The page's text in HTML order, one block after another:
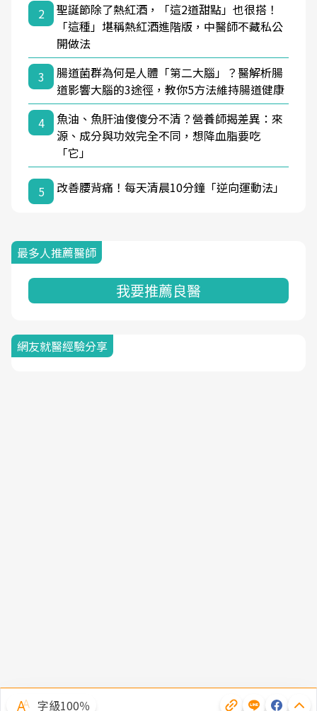
2
聖誕節除了熱紅酒，「這2道甜點」也很搭！
「這種」堪稱熱紅酒進階版，中醫師不藏私公
開做法
3
腸道菌群為何是人體「第二大腦」？醫解析腸
道影響大腦的3途徑，教你5方法維持腸道健康
4
魚油、魚肝油傻傻分不清？營養師揭差異：來
源、成分與功效完全不同，想降血脂要吃
「它」
5 改善腰背痛！每天清晨10分鐘「逆向運動法」
最多人推薦醫師
我要推薦良醫
網友就醫經驗分享
字級100％